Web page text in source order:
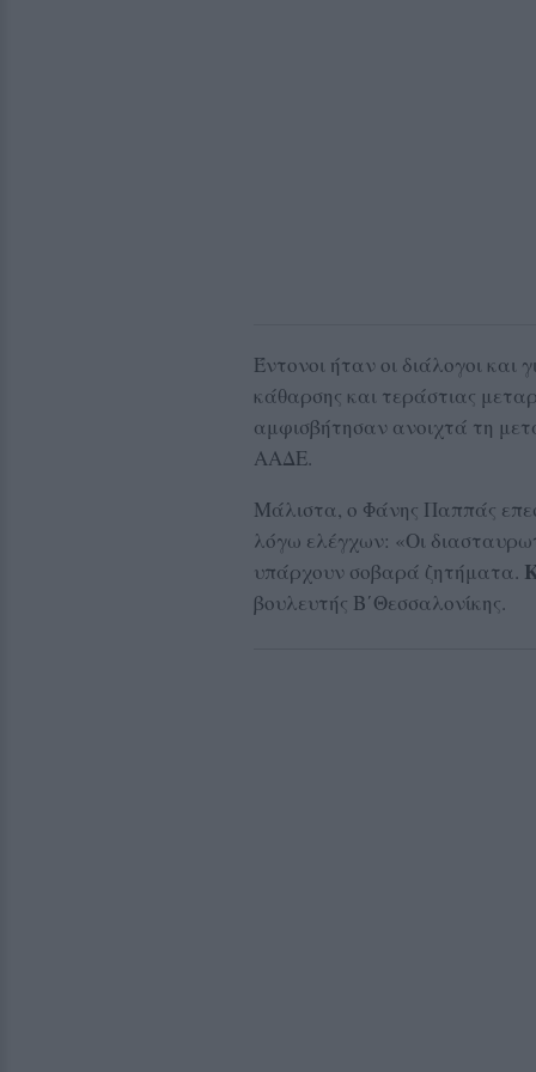
Έντονοι ήταν οι διάλογοι και
κάθαρσης και τεράστιας
αμφισβήτησαν ανοιχτά τη
ΑΑΔΕ.
Μάλιστα, ο Φάνης Παππάς
λόγω ελέγχων: «Οι
υπάρχουν σοβαρά ζητήματα.
βουλευτής Β΄Θεσσαλονίκης.